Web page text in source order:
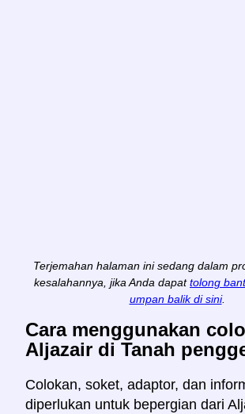
Terjemahan halaman ini sedang dalam
kesalahannya, jika Anda dapat tolong
umpan balik di sini.
Cara menggunakan
Aljazair di Tanah
Colokan, soket, adaptor, dan
diperlukan untuk bepergian dari